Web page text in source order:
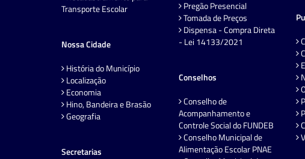
Transporte Escolar
Nossa Cidade
História do Município
Localização
Economia
Hino, Bandeira e Brasão
Geografia
Secretarias
Pregão Presencial
Tomada de Preços
Dispensa - Compra Direta
- Lei 14133/2021
Conselhos
Conselho de
Acompanhamento e
Controle Social do FUNDEB
Conselho Municipal de
Alimentação Escolar PNAE